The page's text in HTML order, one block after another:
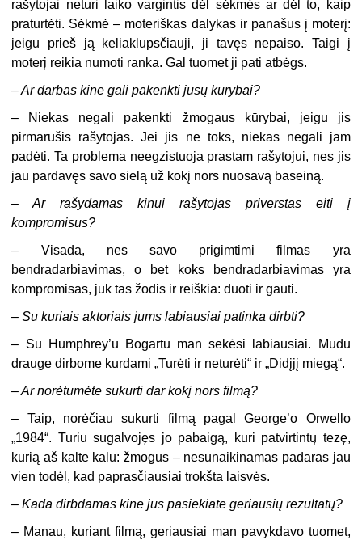
rašytojai neturi laiko vargintis dėl sėkmės ar dėl to, kaip
praturtėti. Sėkmė – moteriškas dalykas ir panašus į moterį:
jeigu prieš ją keliaklupsčiauji, ji tavęs nepaiso. Taigi į
moterį reikia numoti ranka. Gal tuomet ji pati atbėgs.
–Ar darbas kine gali pakenkti jūsų kūrybai?
– Niekas negali pakenkti žmogaus kūrybai, jeigu jis
pirmarūšis rašytojas. Jei jis ne toks, niekas negali jam
padėti. Ta problema neegzistuoja prastam rašytojui, nes jis
jau pardavęs savo sielą už kokį nors nuosavą baseiną.
–Ar rašydamas kinui rašytojas priverstas eiti į
kompromisus?
– Visada, nes savo prigimtimi filmas yra
bendradarbiavimas, o bet koks bendradarbiavimas yra
kompromisas, juk tas žodis ir reiškia: duoti ir gauti.
–Su kuriais aktoriais jums labiausiai patinka dirbti?
– Su Humphrey’u Bogartu man sekėsi labiausiai. Mudu
drauge dirbome kurdami „Turėti ir neturėti“ ir „Didįjį miegą“.
–Ar norėtumėte sukurti dar kokį nors filmą?
– Taip, norėčiau sukurti filmą pagal George’o Orwello
„1984“. Turiu sugalvojęs jo pabaigą, kuri patvirtintų tezę,
kurią aš kalte kalu: žmogus – nesunaikinamas padaras jau
vien todėl, kad paprasčiausiai trokšta laisvės.
–Kada dirbdamas kine jūs pasiekiate geriausių rezultatų?
– Manau, kuriant filmą, geriausiai man pavykdavo tuomet,